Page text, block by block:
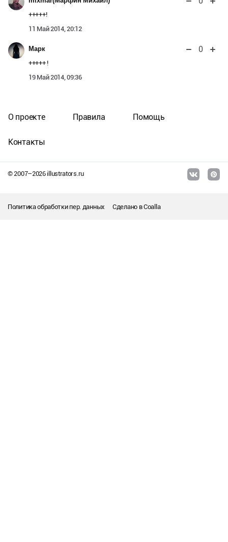
+++++!
11 Май 2014, 20:12
Марк 0
+++++ !
19 Май 2014, 09:36
© 2007–2026illustrators.ru
О проекте Правила Помощь
Контакты
Политика обработки пер. данных Сделано вCoalla